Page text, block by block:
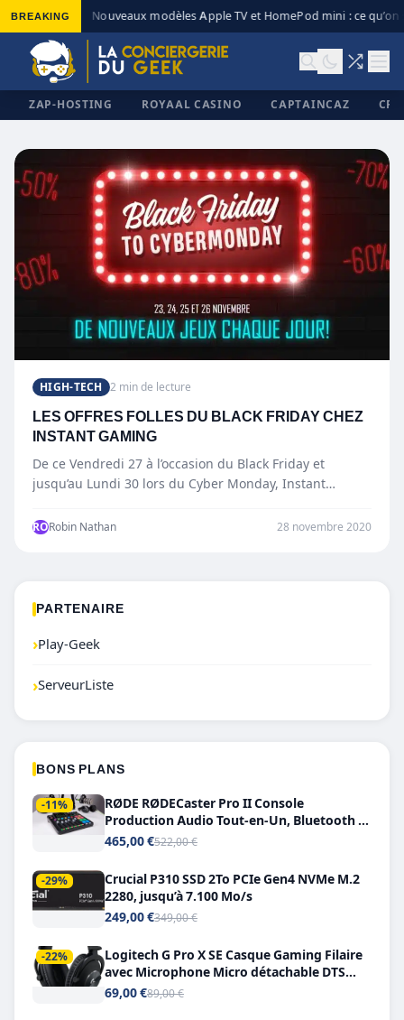
BREAKING Nouveaux modèles Apple TV et HomePod mini : ce qu’on
ZAP-HOSTING ROYAAL CASINO CAPTAINCAZ
✕
HIGH-TECH 2 min de lecture
LES OFFRES FOLLES DU BLACK FRIDAY CHEZ
INSTANT GAMING
De ce Vendredi 27 à l’occasion du Black Friday et
jusqu’au Lundi 30 lors du Cyber Monday, Instant…
RORobin Nathan 28 novembre 2020
PARTENAIRE
›Play-Geek
›ServeurListe
BONS PLANS
-11%
RØDE RØDECaster Pro II Console
Production Audio Tout-en-Un, Bluetooth et
Double USB-C
465,00 €522,00 €
-29%
Crucial P310 SSD 2To PCIe Gen4 NVMe M.2
2280, jusqu’à 7.100 Mo/s
249,00 €349,00 €
-22%
Logitech G Pro X SE Casque Gaming Filaire
avec Microphone Micro détachable DTS
Headphone X 7.1
69,00 €89,00 €